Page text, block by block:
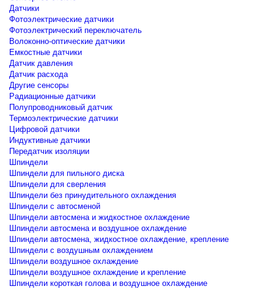
Датчики
Фотоэлектрические датчики
Фотоэлектрический переключатель
Волоконно-оптические датчики
Емкостные датчики
Датчик давления
Датчик расхода
Другие сенсоры
Радиационные датчики
Полупроводниковый датчик
Термоэлектрические датчики
Цифровой датчики
Индуктивные датчики
Передатчик изоляции
Шпиндели
Шпиндели для пильного диска
Шпиндели для сверления
Шпиндели без принудительного охлаждения
Шпиндели с автосменой
Шпиндели автосмена и жидкостное охлаждение
Шпиндели автосмена и воздушное охлаждение
Шпиндели автосмена, жидкостное охлаждение, крепление
Шпиндели с воздушным охлаждением
Шпиндели воздушное охлаждение
Шпиндели воздушное охлаждение и крепление
Шпиндели короткая голова и воздушное охлаждение